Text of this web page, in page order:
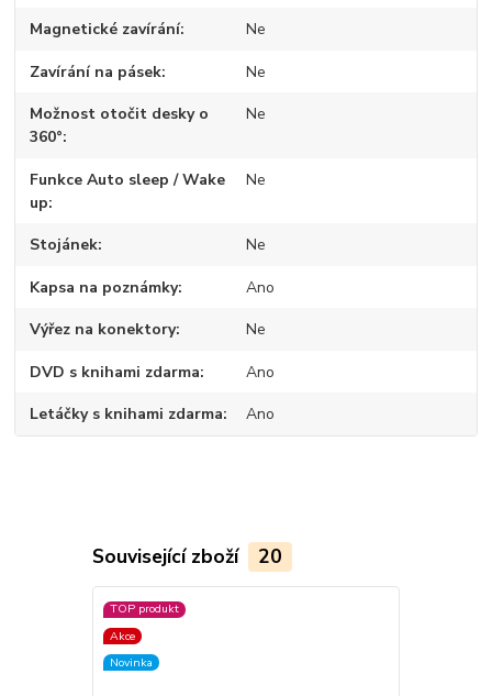
Magnetické zavírání Ne
Zavírání na pásek Ne
Možnost otočit desky o
360°
Ne
Funkce Auto sleep / Wake
up
Ne
Stojánek Ne
Kapsa na poznámky Ano
Výřez na konektory Ne
DVD s knihami zdarma Ano
Letáčky s knihami zdarma Ano
Související zboží 20
TOP produkt
Akce
Novinka